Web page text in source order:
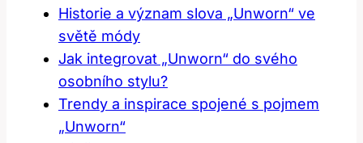
Historie a význam slova „Unworn“ ve
světě módy
Jak integrovat „Unworn“ do svého
osobního stylu?
Trendy a inspirace spojené s pojmem
„Unworn“